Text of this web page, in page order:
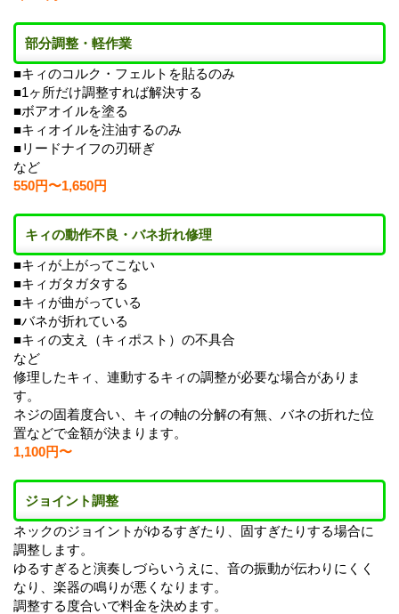
部分調整・軽作業
■キィのコルク・フェルトを貼るのみ
■1ヶ所だけ調整すれば解決する
■ボアオイルを塗る
■キィオイルを注油するのみ
■リードナイフの刃研ぎ
など
550円〜1,650円
キィの動作不良・バネ折れ修理
■キィが上がってこない
■キィガタガタする
■キィが曲がっている
■バネが折れている
■キィの支え（キィポスト）の不具合
など
修理したキィ、連動するキィの調整が必要な場合がありま
す。
ネジの固着度合い、キィの軸の分解の有無、バネの折れた位
置などで金額が決まります。
1,100円〜
ジョイント調整
ネックのジョイントがゆるすぎたり、固すぎたりする場合に
調整します。
ゆるすぎると演奏しづらいうえに、音の振動が伝わりにくく
なり、楽器の鳴りが悪くなります。
調整する度合いで料金を決めます。